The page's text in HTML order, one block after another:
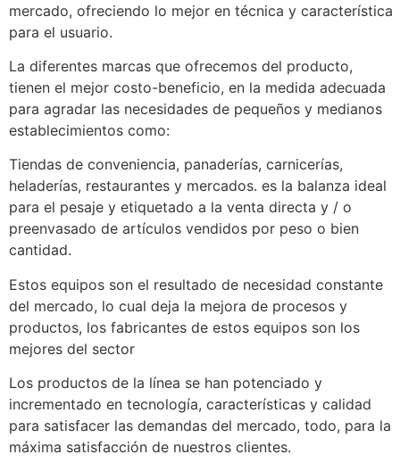
mercado, ofreciendo lo mejor en técnica y característica
para el usuario.
La diferentes marcas que ofrecemos del producto,
tienen el mejor costo-beneficio, en la medida adecuada
para agradar las necesidades de pequeños y medianos
establecimientos como:
Tiendas de conveniencia, panaderías, carnicerías,
heladerías, restaurantes y mercados. es la balanza ideal
para el pesaje y etiquetado a la venta directa y / o
preenvasado de artículos vendidos por peso o bien
cantidad.
Estos equipos son el resultado de necesidad constante
del mercado, lo cual deja la mejora de procesos y
productos, los fabricantes de estos equipos son los
mejores del sector
Los productos de la línea se han potenciado y
incrementado en tecnología, características y calidad
para satisfacer las demandas del mercado, todo, para la
máxima satisfacción de nuestros clientes.